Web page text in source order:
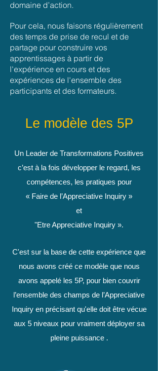
domaine d’action.
Pour cela, nous faisons régulièrement
des temps de prise de recul et de
partage pour construire vos
apprentissages à partir de
l'expérience en cours et des
expériences de l'ensemble des
participants et des formateurs.
Le modèle des 5P
Un Leader de Transformations Positives
c’est à la fois développer le regard, les
compétences, les pratiques pour
« Faire de l’Appreciative Inquiry »
et
"Etre Appreciative Inquiry ».
C'est sur la base de cette expérience que
nous avons créé ce modèle que nous
avons appelé les 5P, pour bien couvrir
l’ensemble des champs de l’Appreciative
Inquiry en précisant qu'elle doit être vécue
aux 5 niveaux pour vraiment déployer sa
pleine puissance .